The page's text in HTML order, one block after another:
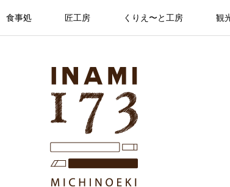
食事処 匠工房 くりえ〜と工房 観